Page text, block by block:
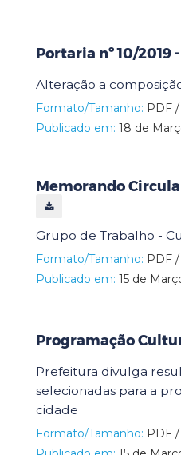
Portaria nº 10/2019
Alteração a
Formato/Tamanho: PDF
Publicado em: 18 de
Memorando
Grupo de Trabalho -
Formato/Tamanho: PDF
Publicado em: 15 de
Programação
Prefeitura divulga
selecionadas para a
cidade
Formato/Tamanho: PDF /